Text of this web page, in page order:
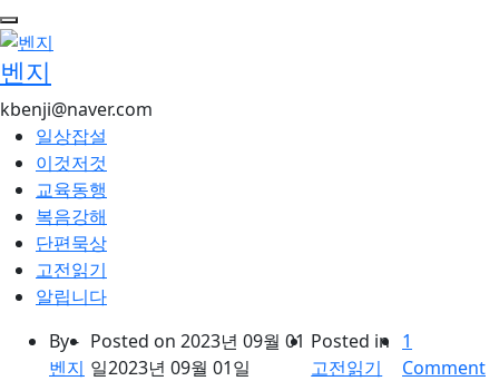
콘
텐
츠
로
건
너
뛰
기
벤지
kbenji@naver.com
일상잡설
이것저것
교육동행
복음강해
단편묵상
고전읽기
알립니다
By -
벤지
Posted on2023년 09월 01
일2023년 09월 01일
Posted in
고전읽기
1
Comment